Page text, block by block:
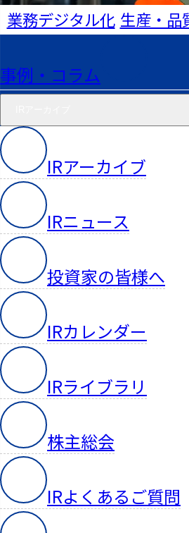
業務デジタル化 生産・品
事例・コラム
IRアーカイブ
IRニュース
投資家の皆様へ
IRカレンダー
IRライブラリ
株主総会
IRよくあるご質問